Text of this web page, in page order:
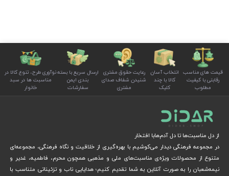
قیمت های مناسب
رقابتی با کیفیت
مطلوب
انتخاب آسان
کالا با چند
کلیک
رعایت حقوق مشتری
شنیدن شفاف صدای
مشتری
ارسال سریع با بسته
بندی ایمن
سفارشات
نوآوری طرح، تنوع کالا در
مناسبت ها در سبد
خانوار
از دل مناسبت‌ها تا دل آدم‌هابا افتخار
در مجموعه فرهنگی دیدار می‌کوشیم با بهره‌گیری از خلاقیت و نگاه فرهنگی، مجموعه‌ای
متنوع از محصولات ویژه‌ی مناسبت‌های ملی و مذهبی همچون محرم، فاطمیه، غدیر و
نیمه‌شعبان را به صورت آنلاین به شما تقدیم کنیم؛ هدایایی ناب و تزئیناتی متناسب با